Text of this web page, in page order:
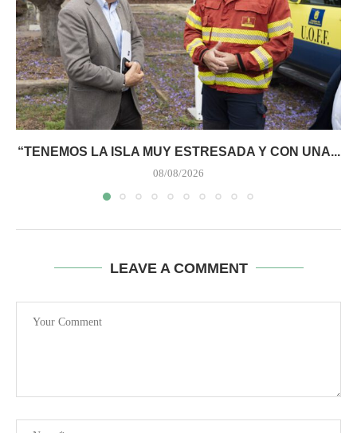
“TENEMOS LA ISLA MUY ESTRESADA Y CON UNA...
08/08/2026
LEAVE A COMMENT